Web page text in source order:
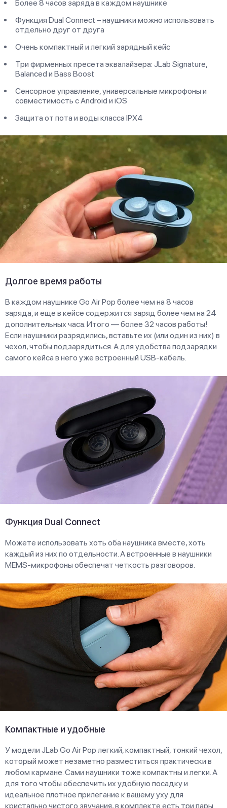
Более 8 часов заряда в каждом наушнике
Функция Dual Connect – наушники можно использовать
отдельно друг от друга
Очень компактный и легкий зарядный кейс
Три фирменных пресета эквалайзера: JLab Signature,
Balanced и Bass Boost
Сенсорное управление, универсальные микрофоны и
совместимость с Android и iOS
Защита от пота и воды класса IPX4
Долгое время работы
В каждом наушнике Go Air Pop более чем на 8 часов
заряда, и еще в кейсе содержится заряд более чем на 24
дополнительных часа. Итого — более 32 часов работы!
Если наушники разрядились, вставьте их (или один из них) в
чехол, чтобы подзарядиться. А для удобства подзарядки
самого кейса в него уже встроенный USB-кабель.
Функция Dual Connect
Можете использовать хоть оба наушника вместе, хоть
каждый из них по отдельности. А встроенные в наушники
MEMS-микрофоны обеспечат четкость разговоров.
Компактные и удобные
У модели JLab Go Air Pop легкий, компактный, тонкий чехол,
который может незаметно разместиться практически в
любом кармане. Сами наушники тоже компактны и легки. А
для того чтобы обеспечить их удобную посадку и
идеальное плотное прилегание к вашему уху для
кристально чистого звучания, в комплекте есть три пары